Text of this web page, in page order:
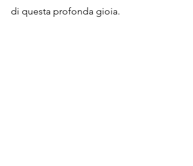
di questa profonda gioia.